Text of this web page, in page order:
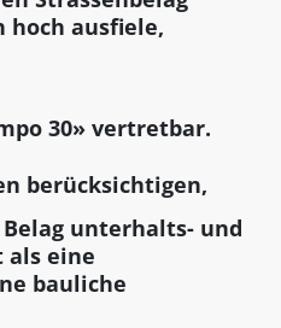
ausfiele,
30» vertretbar.
berücksichtigen,
unterhalts- und
eine
bauliche